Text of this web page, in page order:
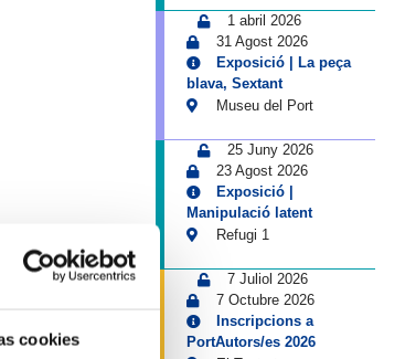
cookies
1 abril 2026
31 Agost 2026
Exposició | La peça
blava, Sextant
Museu del Port
25 Juny 2026
23 Agost 2026
Exposició |
Manipulació latent
Refugi 1
7 Juliol 2026
7 Octubre 2026
Inscripcions a
PortAutors/es 2026